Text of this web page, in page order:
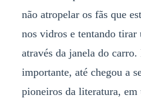
não atropelar os fãs que
nos vidros e tentando
através da janela do
importante, até chegou a
pioneiros da literatura, em